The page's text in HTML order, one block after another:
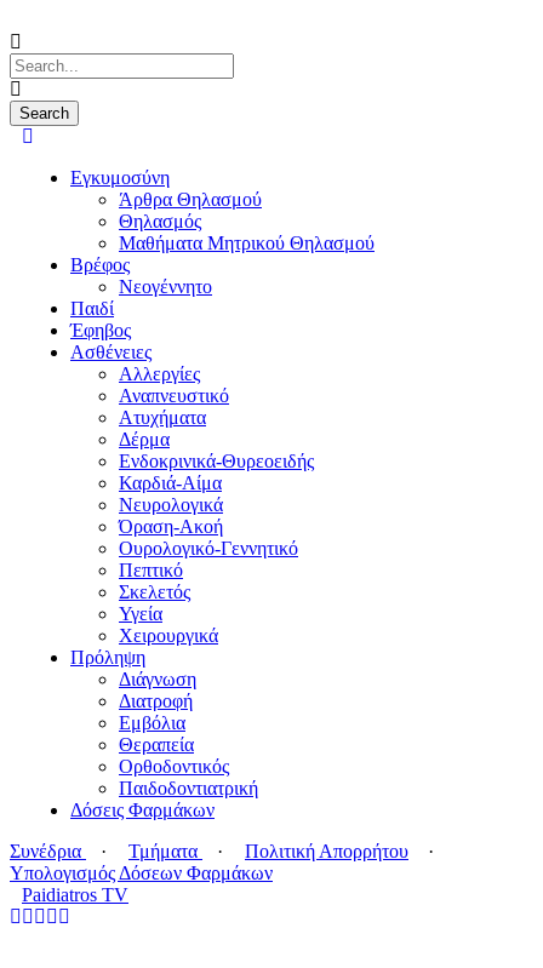
Εγκυμοσύνη
Άρθρα Θηλασμού
Θηλασμός
Μαθήματα Μητρικού Θηλασμού
Βρέφος
Νεογέννητο
Παιδί
Έφηβος
Ασθένειες
Αλλεργίες
Αναπνευστικό
Ατυχήματα
Δέρμα
Ενδοκρινικά-Θυρεοειδής
Καρδιά-Αίμα
Νευρολογικά
Όραση-Ακοή
Ουρολογικό-Γεννητικό
Πεπτικό
Σκελετός
Υγεία
Χειρουργικά
Πρόληψη
Διάγνωση
Διατροφή
Εμβόλια
Θεραπεία
Ορθοδοντικός
Παιδοδοντιατρική
Δόσεις Φαρμάκων
Συνέδρια
· Τμήματα · Πολιτική Απορρήτου
·
Υπολογισμός Δόσεων Φαρμάκων
Paidiatros TV